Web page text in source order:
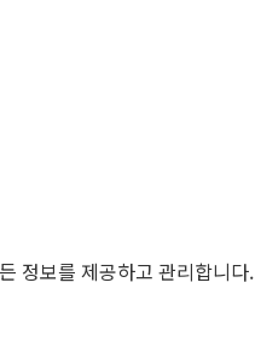
정보를 제공하고 관리합니다.